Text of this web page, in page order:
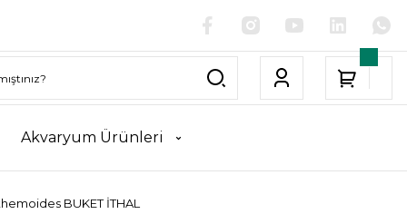
Akvaryum Ürünleri
BUKET İTHAL